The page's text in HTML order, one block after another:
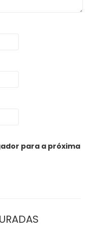
para a próxima